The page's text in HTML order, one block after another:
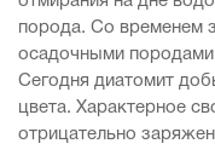
порода. Со временем
осадочными породами
Сегодня диатомит
цвета. Характерное
отрицательно